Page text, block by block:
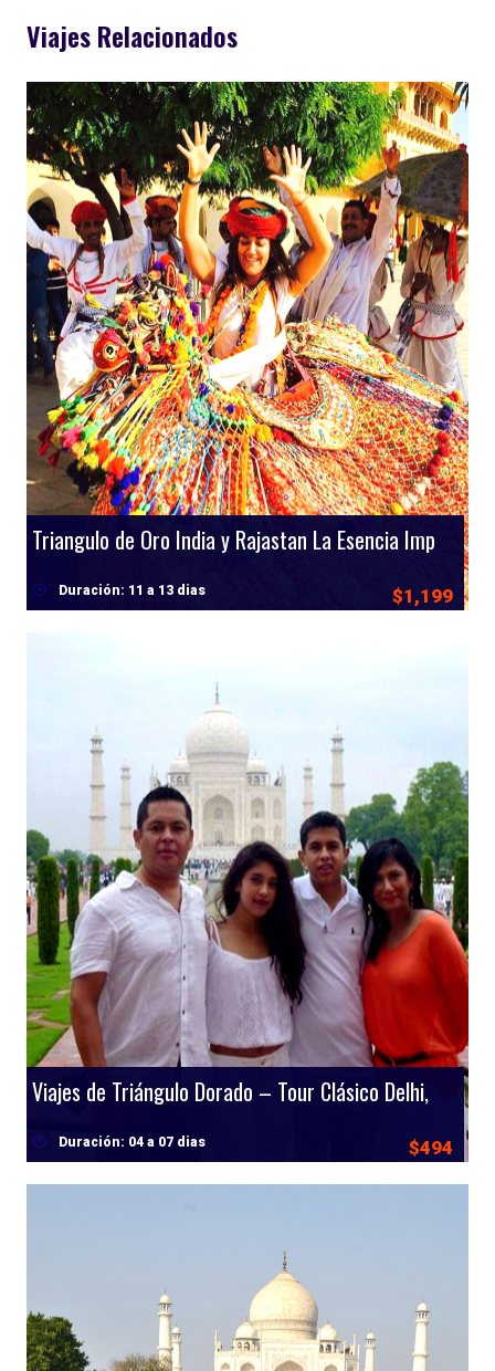
Viajes Relacionados
$1,199
Duración: 11 a 13 dias
$494
Duración: 04 a 07 dias